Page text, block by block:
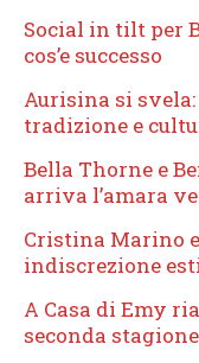
Social in tilt per
cos’e successo
Aurisina si
tradizione e
Bella Thorne e
arriva l’amara
Cristina Marino
indiscrezione
A Casa di Emy
seconda stagione